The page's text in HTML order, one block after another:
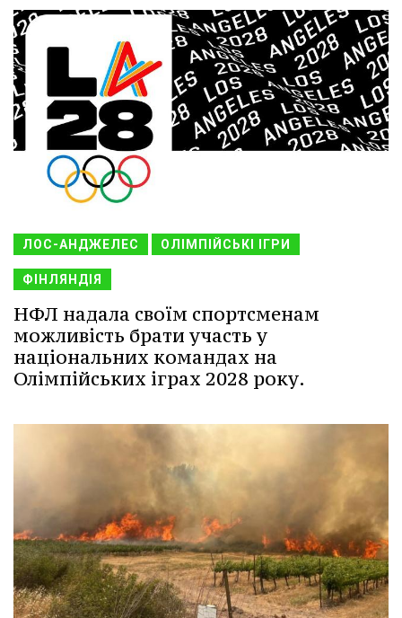
ЛОС-АНДЖЕЛЕС ОЛІМПІЙСЬКІ ІГРИ
ФІНЛЯНДІЯ
НФЛ надала своїм спортсменам
можливість брати участь у
національних командах на
Олімпійських іграх 2028 року.